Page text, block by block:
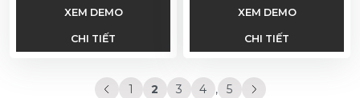
XEM DEMO
CHI TIẾT
XEM DEMO
CHI TIẾT
1 2 3 4 , 5